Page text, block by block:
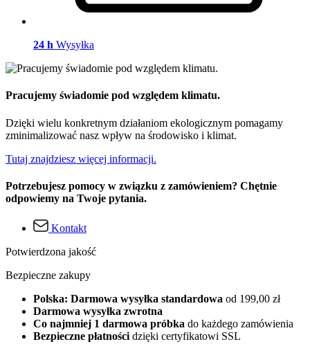
24 h Wysyłka
Pracujemy świadomie pod względem klimatu.
Dzięki wielu konkretnym działaniom ekologicznym pomagamy
zminimalizować nasz wpływ na środowisko i klimat.
Tutaj znajdziesz więcej informacji.
Potrzebujesz pomocy w związku z zamówieniem? Chętnie
odpowiemy na Twoje pytania.
Kontakt
Potwierdzona jakość
Bezpieczne zakupy
Polska: Darmowa wysyłka standardowa od 199,00 zł
Darmowa wysyłka zwrotna
Co najmniej 1 darmowa próbka do każdego zamówienia
Bezpieczne płatności dzięki certyfikatowi SSL